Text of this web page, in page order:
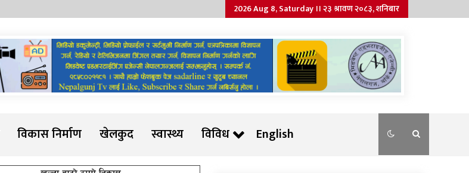
2026 Aug 8, Saturday ।। २३ श्रावण २०८३, शनिबार
विकास निर्माण खेलकुद स्वास्थ्य विविध English